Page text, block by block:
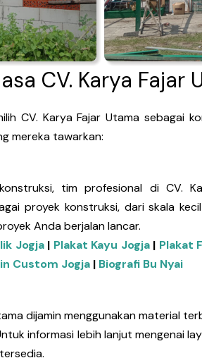
CV. Karya Fajar
CV. Karya Fajar Utama sebagai
mereka tawarkan:
tim profesional di CV.
proyek konstruksi, dari skala
Anda berjalan lancar.
Jogja| Plakat Kayu Jogja| Plakat
Custom Jogja| Biografi Bu Nyai
dijamin menggunakan material
informasi lebih lanjut mengenai